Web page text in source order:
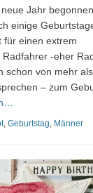
Jahr
einige
für einen extrem
-eher
schon von mehr als
– zum
, Geburtstag Männer